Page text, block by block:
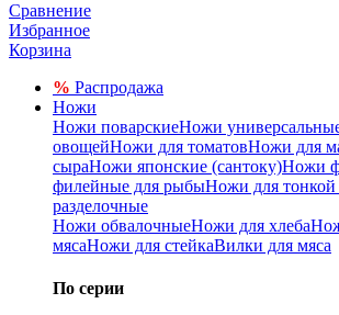
Сравнение
Избранное
Корзина
% Распродажа
Ножи
Ножи поварскиеНожи
овощейНожи для томатовНожи для
сыраНожи японские (сантоку)Ножи
филейные для рыбыНожи для тонкой
разделочные
Ножи обвалочныеНожи для хлеба
мясаНожи для стейкаВилки для мяса
По серии